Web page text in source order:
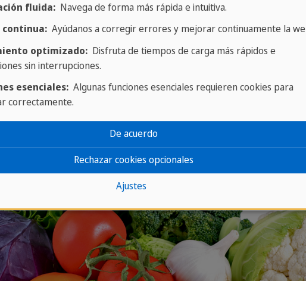
Gooseberry
Grapefruit
Passion fruit Maracuyá
fluida:Navega de forma más rápida e intuitiva.
continua:Ayúdanos a corregir errores y mejorar continuamente la
optimizado:Disfruta de tiempos de carga más rápidos e
sin interrupciones.
esenciales:Algunas funciones esenciales requieren cookies para
correctamente.
Ajustes
Rechazar cookies opcionales
De acuerdo